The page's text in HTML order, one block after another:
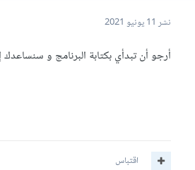
نشر 11 يونيو 2021
أرجو أن تبدأي بكتابة البرنامج و
اقتباس